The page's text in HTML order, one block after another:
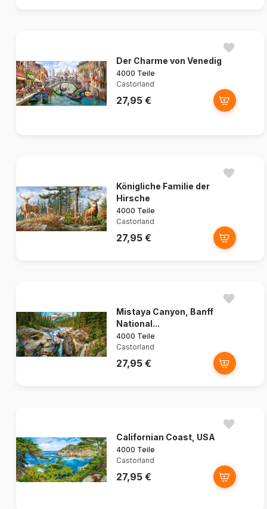
Der Charme von Venedig
4000 Teile
Castorland
27,95 €
Königliche Familie der
Hirsche
4000 Teile
Castorland
27,95 €
Mistaya Canyon, Banff
National...
4000 Teile
Castorland
27,95 €
Californian Coast, USA
4000 Teile
Castorland
27,95 €